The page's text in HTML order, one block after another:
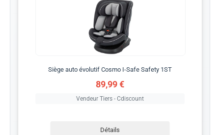
Siège auto évolutif Cosmo I-Safe Safety 1ST
89,99 €
Vendeur Tiers - Cdiscount
Détails